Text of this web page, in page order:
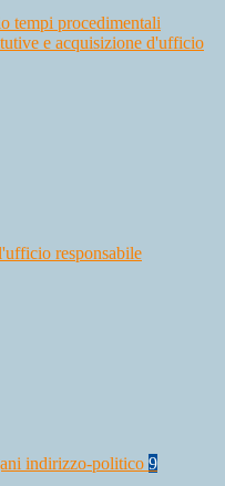
tempi procedimentali
e acquisizione d'ufficio
responsabile
indirizzo-politico 9